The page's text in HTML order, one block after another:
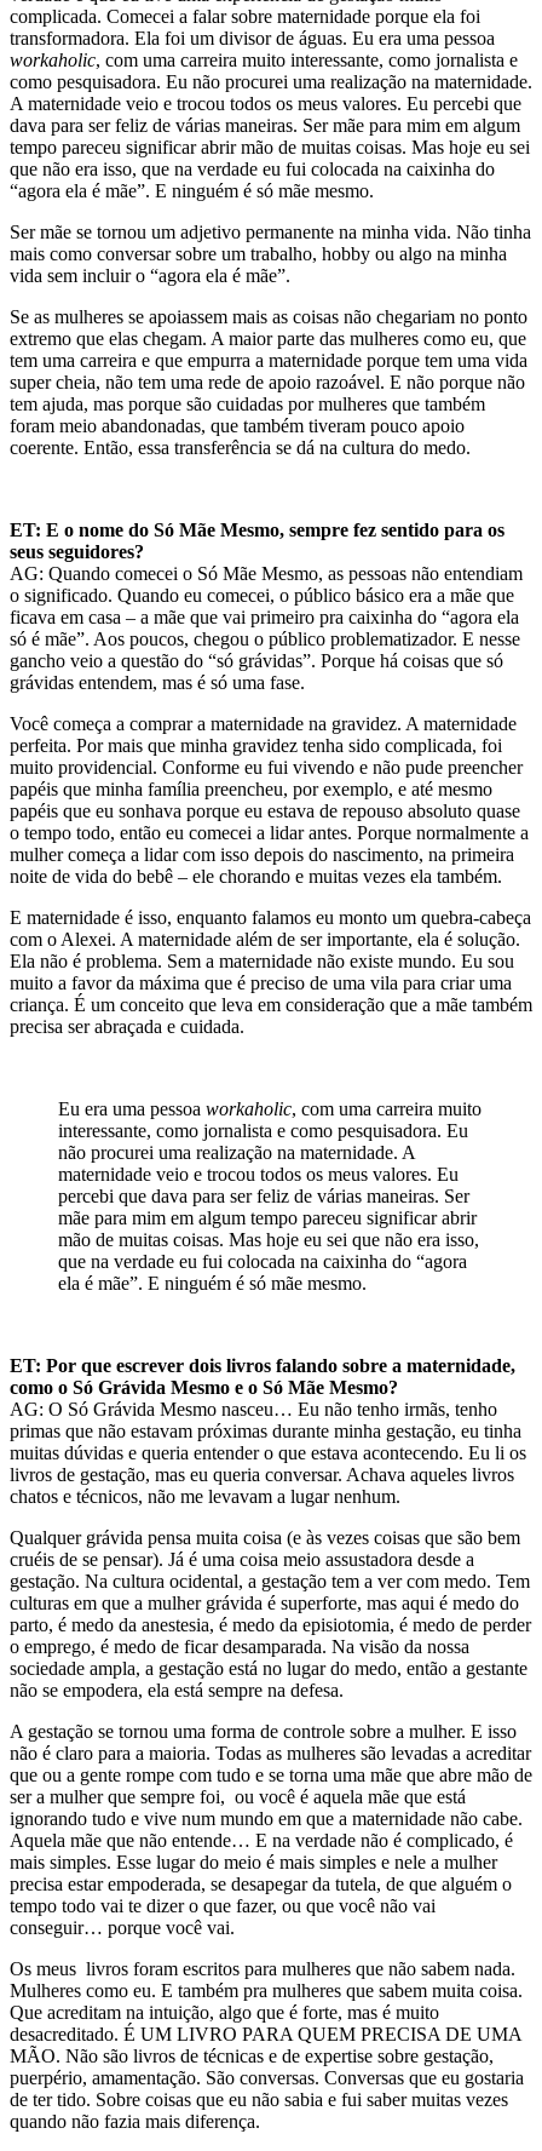
complicada. Comecei a falar sobre maternidade porque ela foi
transformadora. Ela foi um divisor de águas. Eu era uma pessoa
workaholic, com uma carreira muito interessante, como jornalista e
como pesquisadora. Eu não procurei uma realização na maternidade.
A maternidade veio e trocou todos os meus valores. Eu percebi que
dava para ser feliz de várias maneiras. Ser mãe para mim em algum
tempo pareceu significar abrirmão de muitas coisas. Mas hoje eu sei
que não era isso, que na verdade eu fui colocada na caixinha do
“agora ela é mãe”. E ninguém é só mãe mesmo.
Ser mãe se tornou um adjetivo permanente na minha vida. Não tinha
mais como conversar sobre um trabalho, hobby ou algo na minha
vida sem incluir o “agora ela é mãe”.
Se as mulheres se apoiassem mais as coisas não chegariam no ponto
extremo que elas chegam. A maior parte das mulheres como eu, que
tem uma carreira e que empurra a maternidade porque tem uma vida
super cheia, não tem uma rede de apoio razoável. E não porque não
tem ajuda, mas porque são cuidadas por mulheres que também
foram meio abandonadas, que também tiveram pouco apoio
coerente. Então, essa transferência se dá na cultura do medo.
ET: E o nome do Só Mãe Mesmo, sempre fez sentido para os
seus seguidores?
AG: Quando comecei o Só Mãe Mesmo, as pessoas não entendiam
o significado. Quando eu comecei, o público básico era a mãe que
ficava em casa – a mãe que vai primeiro pra caixinha do “agora ela
só é mãe”. Aos poucos, chegou o público problematizador. E nesse
gancho veio a questão do “só grávidas”. Porque há coisas que só
grávidas entendem, mas é só uma fase.
Você começa a comprar a maternidade na gravidez. A maternidade
perfeita. Por mais que minha gravidez tenha sido complicada, foi
muito providencial. Conforme eu fui vivendo e não pude preencher
papéis que minha família preencheu, por exemplo, e até mesmo
papéis que eu sonhava porque eu estava de repouso absoluto quase
o tempo todo, então eu comecei a lidar antes. Porque normalmente a
mulher começa a lidar com isso depois do nascimento, na primeira
noite de vida do bebê – ele chorando e muitas vezes ela também.
E maternidade é isso, enquanto falamos eu monto um quebra-cabeça
com o Alexei. A maternidade além de ser importante, ela é solução.
Ela não é problema. Sem a maternidade não existe mundo. Eu sou
muito a favor da máxima que é preciso de uma vila para criar uma
criança. É um conceito que leva em consideração que a mãe também
precisa ser abraçada e cuidada.
Eu era uma pessoa workaholic, com uma carreira muito
interessante, como jornalista e como pesquisadora. Eu
não procurei uma realização na maternidade. A
maternidade veio e trocou todos os meus valores. Eu
percebi que dava para ser feliz de várias maneiras. Ser
mãe para mim em algum tempo pareceu significar abrir
mão de muitas coisas. Mas hoje eu sei que não era isso,
que na verdade eu fui colocada na caixinha do “agora
ela é mãe”. E ninguém é só mãe mesmo.
ET: Por que escrever dois livros falando sobre a maternidade,
como o Só Grávida Mesmo e o Só Mãe Mesmo?
AG: O Só Grávida Mesmo nasceu… Eu não tenho irmãs, tenho
primas que não estavam próximas durante minha gestação, eu tinha
muitas dúvidas e queria entender o que estava acontecendo. Eu li os
livros de gestação, mas eu queria conversar. Achava aqueles livros
chatos e técnicos, não me levavam a lugar nenhum.
Qualquer grávida pensa muita coisa (e às vezes coisas que são bem
cruéis de se pensar). Já é uma coisa meio assustadora desde a
gestação. Na cultura ocidental, a gestação tem a ver com medo. Tem
culturas em que a mulher grávida é superforte, mas aqui é medo do
parto, é medo da anestesia, é medo da episiotomia, é medo de perder
o emprego, é medo de ficar desamparada. Na visão da nossa
sociedade ampla, a gestação está no lugar do medo, então a gestante
não se empodera, ela está sempre na defesa.
A gestação se tornou uma forma de controle sobre a mulher. E isso
não é claro para a maioria. Todas as mulheres são levadas a acreditar
que ou a gente rompe com tudo e se torna uma mãe que abre mão de
ser a mulher que sempre foi, ou você é aquela mãe que está
ignorando tudo e vive num mundo em que a maternidade não cabe.
Aquela mãe que não entende… E na verdade não é complicado, é
mais simples. Esse lugar do meio é mais simples e nele a mulher
precisa estarempoderada, se desapegar da tutela, de que alguém o
tempo todo vai te dizer o que fazer, ou que você não vai
conseguir… porque você vai.
Os meus livros foram escritos para mulheres que não sabem nada.
Mulheres como eu. E também pra mulheres que sabem muita coisa.
Que acreditam na intuição, algo que é forte, mas é muito
desacreditado. É UM LIVRO PARA QUEM PRECISA DE UMA
MÃO. Não são livros de técnicas e de expertise sobre gestação,
puerpério, amamentação. São conversas. Conversas que eu gostaria
de ter tido. Sobre coisas que eu não sabia e fui saber muitas vezes
quando não fazia mais diferença.